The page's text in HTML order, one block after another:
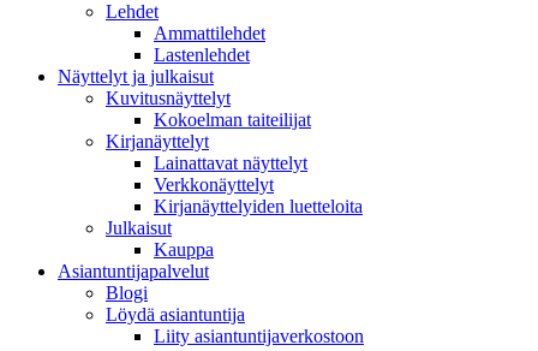
Lehdet
Ammattilehdet
Lastenlehdet
Näyttelyt ja julkaisut
Kuvitusnäyttelyt
Kokoelman taiteilijat
Kirjanäyttelyt
Lainattavat näyttelyt
Verkkonäyttelyt
Kirjanäyttelyiden luetteloita
Julkaisut
Kauppa
Asiantuntija­palvelut
Blogi
Löydä asiantuntija
Liity asiantuntijaverkostoon